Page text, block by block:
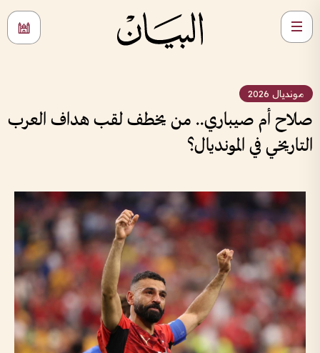
مونديال 2026
صلاح أم صيباري.. من يخطف لقب هداف العرب
التاريخي في المونديال؟